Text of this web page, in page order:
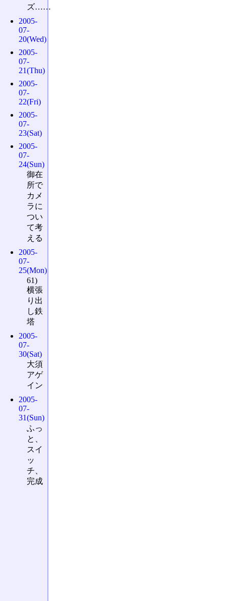
ズ……
2005-
07-
20(Wed)
2005-
07-
21(Thu)
2005-
07-
22(Fri)
2005-
07-
23(Sat)
2005-
07-
24(Sun)
御在
所で
カメ
ラに
つい
て考
える
2005-
07-
25(Mon)
61)
横張
り出
し鉄
塔
2005-
07-
30(Sat)
大須
アゲ
イン
2005-
07-
31(Sun)
ふっ
と、
スイ
ッ
チ、
完成